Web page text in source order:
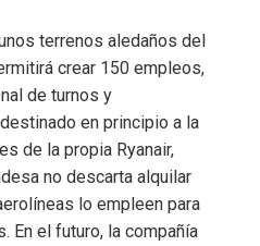
terrenos aledaños del
crear 150 empleos,
de turnos y
en principio a la
de la propia Ryanair,
no descarta alquilar
lo empleen para
En el futuro, la compañía